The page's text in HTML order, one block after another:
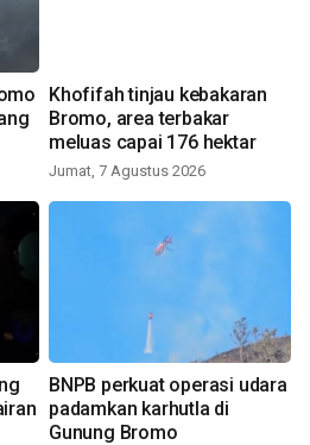
Khofifah tinjau kebakaran
Bromo, area terbakar
meluas capai 176 hektar
Jumat, 7 Agustus 2026
BNPB perkuat operasi udara
padamkan karhutla di
Gunung Bromo